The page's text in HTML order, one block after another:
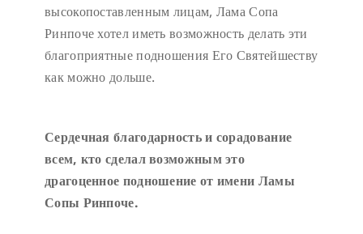
высокопоставленным лицам, Лама Сопа
Ринпоче хотел иметь возможность делать эти
благоприятные подношения Его Святейшеству
как можно дольше.
Сердечная благодарность и сорадование
всем, кто сделал возможным это
драгоценное подношение от имени Ламы
Сопы Ринпоче.